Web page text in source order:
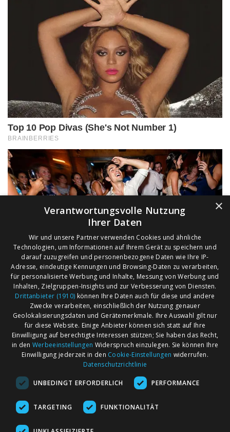
AGB
Impressum
Kontakt
Märkte nach Bundesländern
Märkte nach PLZ
Märkte nach Umkreis
Flohmarkt
×
Verantwortungsvolle Nutzung
Ihrer Daten
Wir und unsere Partner verwenden Cookies und ähnliche
Technologien, um Informationen auf Ihrem Gerät zu speichern und
darauf zuzugreifen und personenbezogene Daten wie Ihre IP-
Adresse, eindeutige Kennungen und Browsing-Daten zu verarbeiten,
für personalisierte Werbung und Inhalte, Messung von Werbung und
Inhalten, Zielgruppen-Insights und zur Verbesserung von Diensten.
Drittanbieter (1910) können Ihre Daten auch für diese und andere
Zwecke verarbeiten, einschließlich der Nutzung genauer
Geolokalisierungsdaten und Gerätemerkmale. Ihre Auswahl gilt nur
für diese Website. Einige Anbieter können sich statt auf Ihre
Einwilligung auf berechtigte Interessen stützen; Sie haben das Recht,
in den Werbeeinstellungen Widerspruch einzulegen. Sie können Ihre
Einwilligung jederzeit in den Cookie-Einstellungen widerrufen.
Datenschutzrichtlinie
UNBEDINGT ERFORDERLICH PERFORMANCE
TARGETING FUNKTIONALITÄT